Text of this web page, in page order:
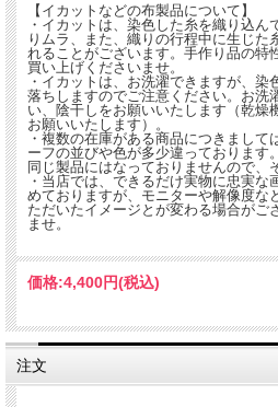
【イカットなどの布製品について】
・イカットは、染色した糸を織り込ん
りムラ、また、織りの行程中に生じた
れることがございます。手作り品の特
買い上げくださいませ。
・イカットは、お洗濯できますが、
落ちしますのでご注意ください。お洗
い、陰干しをお願いいたします（乾燥
お願いいたします）。
・複数の在庫がある商品につきまして
ーフの並びや色が多少違っております
同じ製品にはなっておりませんので、
・当店では、できるだけ実物に忠実な
めておりますが、モニターや解像度な
ただいたイメージとが変わる場合がご
ませ。
価格:4,400円(税込)
注文